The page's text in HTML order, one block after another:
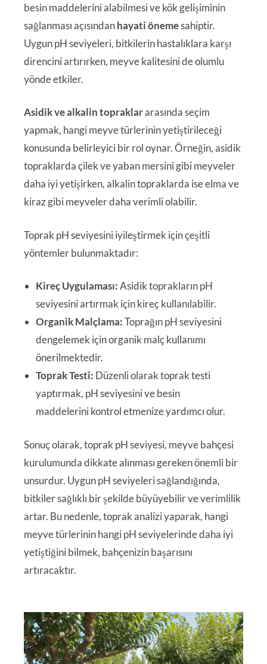
besin maddelerini alabilmesi ve kök gelişiminin
sağlanması açısındanhayati önemesahiptir.
Uygun pH seviyeleri, bitkilerin hastalıklara karşı
direncini artırırken, meyve kalitesini de olumlu
yönde etkiler.
Asidik ve alkalin topraklararasında seçim
yapmak, hangi meyve türlerinin yetiştirileceği
konusunda belirleyici bir rol oynar. Örneğin, asidik
topraklarda çilek ve yaban mersini gibi meyveler
daha iyi yetişirken, alkalin topraklarda ise elma ve
kiraz gibi meyveler daha verimli olabilir.
Toprak pH seviyesini iyileştirmek için çeşitli
yöntemler bulunmaktadır:
Kireç Uygulaması:Asidik toprakların pH
seviyesini artırmak için kireç kullanılabilir.
Organik Malçlama:Toprağın pH seviyesini
dengelemek için organik malç kullanımı
önerilmektedir.
Toprak Testi: Düzenli olarak toprak testi
yaptırmak, pH seviyesini ve besin
maddelerini kontrol etmenize yardımcı olur.
Sonuç olarak, toprak pH seviyesi, meyve bahçesi
kurulumunda dikkate alınması gereken önemli bir
unsurdur. Uygun pH seviyeleri sağlandığında,
bitkiler sağlıklı bir şekilde büyüyebilir ve verimlilik
artar. Bu nedenle, toprak analizi yaparak, hangi
meyve türlerinin hangi pH seviyelerinde daha iyi
yetiştiğini bilmek, bahçenizin başarısını
artıracaktır.